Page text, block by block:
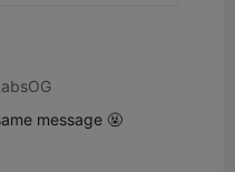
message 🤬